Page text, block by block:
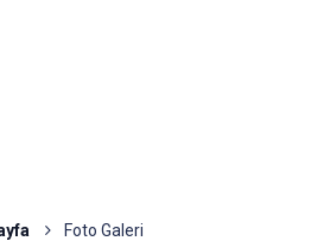
Foto Galeri